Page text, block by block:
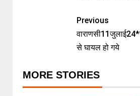
Previous
से घायल हो गये
MORE STORIES